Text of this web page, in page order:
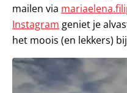
mailen via
Instagram geniet je
het moois (en lekkers)